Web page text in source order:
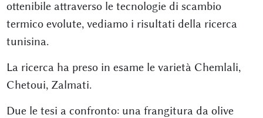
ottenibile attraverso le tecnologie di scambio
termico evolute, vediamo i risultati della ricerca
tunisina.
La ricerca ha preso in esame le varietà Chemlali,
Chetoui, Zalmati.
Due le tesi a confronto: una frangitura da olive